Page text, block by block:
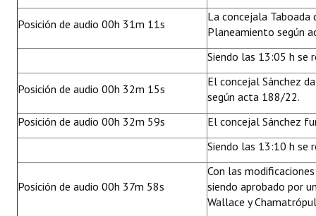
Posición de audio 00h 31m 11s
La concejala
Planeamiento según
Siendo las 13:05 h se
Posición de audio 00h 32m 15s
El concejal Sánchez
según acta 188/22.
Posición de audio 00h 32m 59s
El concejal Sánchez
Siendo las 13:10 h se
Posición de audio 00h 37m 58s
Con las
siendo aprobado por
Wallace y